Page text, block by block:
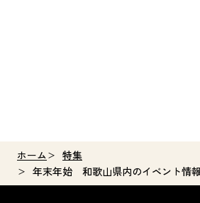
ホーム
特集
年末年始 和歌山県内のイベント情報